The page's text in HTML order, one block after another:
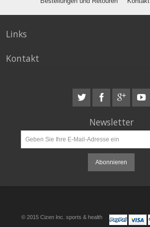
Links
Kontakt
Newsletter
Abonnieren
© 2015 Cizen Inc. sports & health